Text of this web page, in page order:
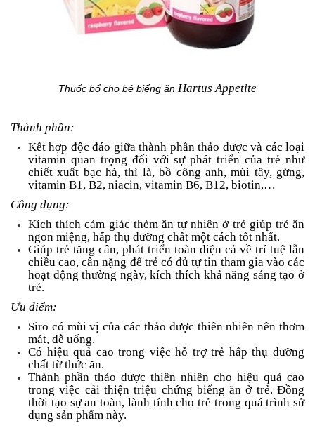
Thuốc bổ cho bé biếng ăn Hartus Appetite
Thành phần:
Kết hợp độc đáo giữa thành phần thảo dược và các loại
vitamin quan trọng đối với sự phát triển của trẻ như
chiết xuất bạc hà, thì là, bồ công anh, mùi tây, gừng,
vitamin B1, B2, niacin, vitamin B6, B12, biotin,…
Công dụng:
Kích thích cảm giác thèm ăn tự nhiên ở trẻ giúp trẻ ăn
ngon miệng, hấp thụ dưỡng chất một cách tốt nhất.
Giúp trẻ tăng cân, phát triển toàn diện cả về trí tuệ lẫn
chiều cao, cân nặng để trẻ có đủ tự tin tham gia vào các
hoạt động thường ngày, kích thích khả năng sáng tạo ở
trẻ.
Ưu điểm:
Siro có mùi vị của các thảo dược thiên nhiên nên thơm
mát, dễ uống.
Có hiệu quả cao trong việc hỗ trợ trẻ hấp thụ dưỡng
chất từ thức ăn.
Thành phần thảo dược thiên nhiên cho hiệu quả cao
trong việc cải thiện triệu chứng biếng ăn ở trẻ. Đồng
thời tạo sự an toàn, lành tính cho trẻ trong quá trình sử
dụng sản phẩm này.